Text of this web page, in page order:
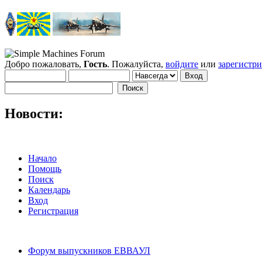
Добро пожаловать, Гость. Пожалуйста, войдите или
Новости:
Начало
Помощь
Поиск
Календарь
Вход
Регистрация
Форум выпускников ЕВВАУЛ